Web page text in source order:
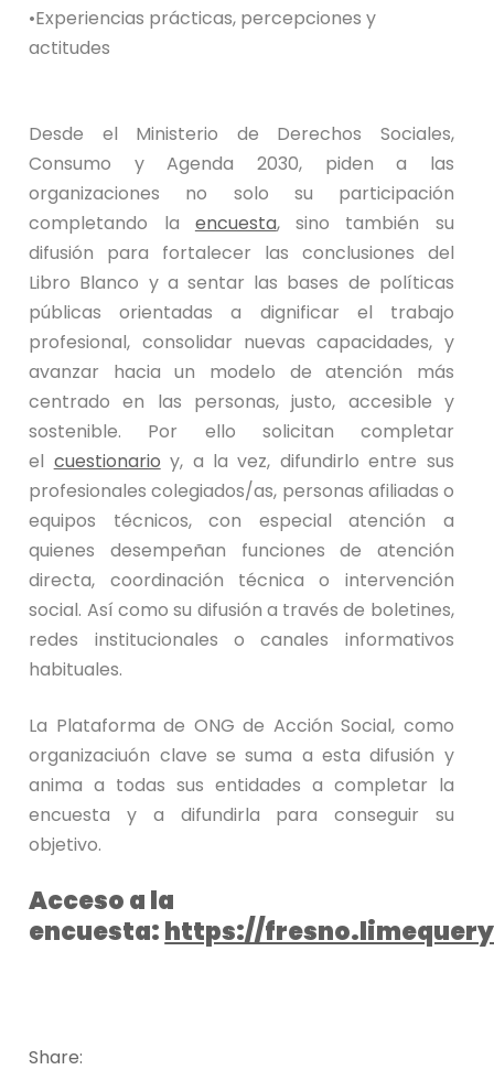
•Experiencias prácticas, percepciones y
actitudes
Desde el Ministerio de Derechos Sociales,
Consumo y Agenda 2030, piden a las
organizaciones no solo su participación
completando la encuesta, sino también su
difusión para fortalecer las conclusiones del
Libro Blanco y a sentar las bases de políticas
públicas orientadas a dignificar el trabajo
profesional, consolidar nuevas capacidades, y
avanzar hacia un modelo de atención más
centrado en las personas, justo, accesible y
sostenible. Por ello solicitan completar
el cuestionario y, a la vez, difundirlo entre sus
profesionales colegiados/as, personas afiliadas o
equipos técnicos, con especial atención a
quienes desempeñan funciones de atención
directa, coordinación técnica o intervención
social. Así como su difusión a través de boletines,
redes institucionales o canales informativos
habituales.
La Plataforma de ONG de Acción Social, como
organizaciuón clave se suma a esta difusión y
anima a todas sus entidades a completar la
encuesta y a difundirla para conseguir su
objetivo.
Acceso a la
encuesta:https://
Share: